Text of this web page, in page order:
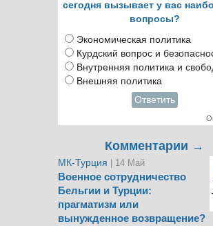
сегодня вызывает у вас
вопросы?
Экономическая политика
Курдский вопрос и
Внутренняя политика и
Внешняя политика
Ответить
Комментарии →
МК-Турция | 14 Май
Военное сотрудничество
Бельгии и Турции:
прагматизм или
вынужденное возвращение?